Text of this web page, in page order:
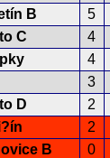
B 5
C 4
4
3
D 2
2
B 0